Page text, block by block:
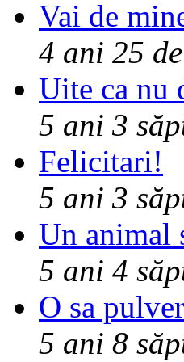
Vai de
4 ani 25
Uite ca nu
5 ani 3
Felicitari!
5 ani 3
Un animal
5 ani 4
O sa
5 ani 8